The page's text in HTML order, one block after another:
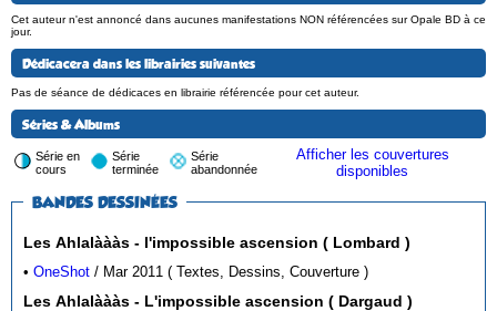
Cet auteur n'est annoncé dans aucunes manifestations NON référencées sur Opale BD à ce
jour.
Dédicacera dans les librairies suivantes
Pas de séance de dédicaces en librairie référencée pour cet auteur.
Séries & Albums
Série en
cours
Série
terminée
Série
abandonnée
Afficher les couvertures
disponibles
BANDES DESSINÉES
Les Ahlalàààs - l'impossible ascension ( Lombard )
•OneShot / Mar 2011 ( Textes, Dessins, Couverture )
Les Ahlalàààs - L'impossible ascension ( Dargaud )